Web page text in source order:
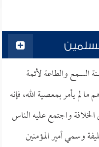
السمع والطاعة لأئمة
لم يأمر بمعصية الله، فإنه
واجتمع عليه الناس
وسمي أمير المؤمنين